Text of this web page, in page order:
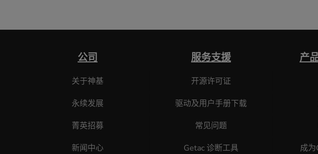
公司
关于神基
永续发展
菁英招募
新闻中心
服务支援
开源许可证
驱动及用户手册下载
常见问题
Getac 诊断工具
产
成